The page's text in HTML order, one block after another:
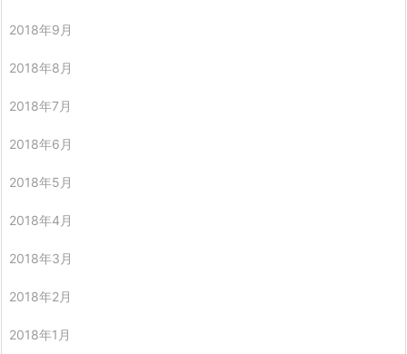
2018年9月
2018年8月
2018年7月
2018年6月
2018年5月
2018年4月
2018年3月
2018年2月
2018年1月